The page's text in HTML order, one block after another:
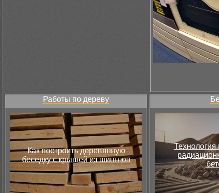
Работы по дереву
Как построить деревянную
беседку с крышей из шинглов
Технология